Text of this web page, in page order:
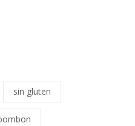
sin gluten